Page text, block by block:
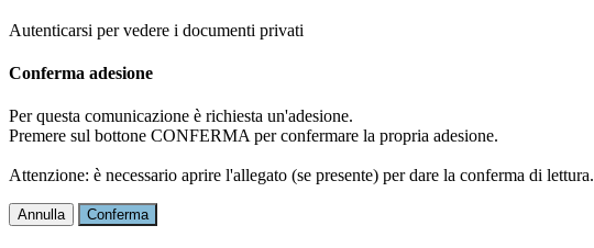
Autenticarsi per vedere i documenti privati
Conferma adesione
Per questa comunicazione è richiesta un'adesione.
Premere sul bottone CONFERMA per confermare la propria adesione.
Attenzione: è necessario aprire l'allegato (se presente) per dare la conferma di lettura.
Annulla Conferma